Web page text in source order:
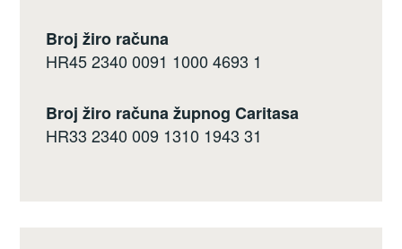
Broj žiro računa
HR45 2340 0091 1000 4693 1
Broj žiro računa župnog Caritasa
HR33 2340 009 1310 1943 31